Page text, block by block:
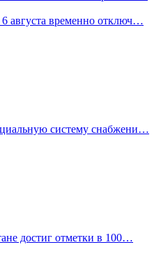
августа временно отключ…
систему снабжени…
достиг отметки в 100…